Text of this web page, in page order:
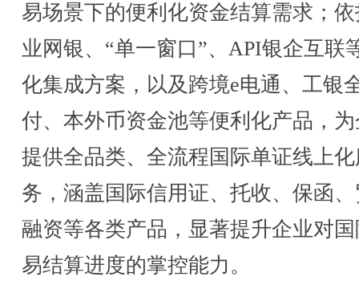
易场景下的便利化资金结算需求；
业网银、“单一窗口”、API银企互联
化集成方案，以及跨境e电通、工银
付、本外币资金池等便利化产品，
提供全品类、全流程国际单证线上
务，涵盖国际信用证、托收、保函
融资等各类产品，显著提升企业对
易结算进度的掌控能力。